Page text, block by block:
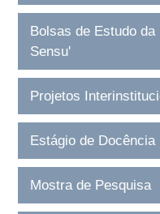
Bolsas de Estudo
Sensu'
Projetos
Estágio de Docência
Mostra de Pesquisa